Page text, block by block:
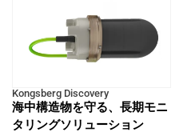
Kongsberg Discovery
海中構造物を守る、長期モニ
タリングソリューション